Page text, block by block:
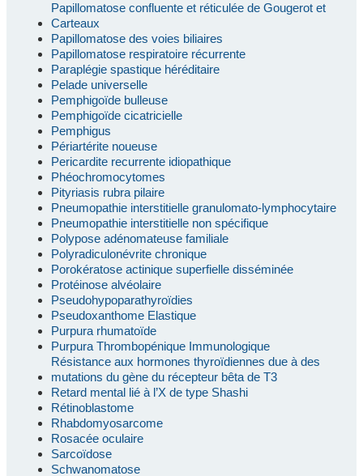
Papillomatose confluente et réticulée de Gougerot et
Carteaux
Papillomatose des voies biliaires
Papillomatose respiratoire récurrente
Paraplégie spastique héréditaire
Pelade universelle
Pemphigoïde bulleuse
Pemphigoïde cicatricielle
Pemphigus
Périartérite noueuse
Pericardite recurrente idiopathique
Phéochromocytomes
Pityriasis rubra pilaire
Pneumopathie interstitielle granulomato-lymphocytaire
Pneumopathie interstitielle non spécifique
Polypose adénomateuse familiale
Polyradiculonévrite chronique
Porokératose actinique superfielle disséminée
Protéinose alvéolaire
Pseudohypoparathyroïdies
Pseudoxanthome Elastique
Purpura rhumatoïde
Purpura Thrombopénique Immunologique
Résistance aux hormones thyroïdiennes due à des
mutations du gène du récepteur bêta de T3
Retard mental lié à l’X de type Shashi
Rétinoblastome
Rhabdomyosarcome
Rosacée oculaire
Sarcoïdose
Schwanomatose